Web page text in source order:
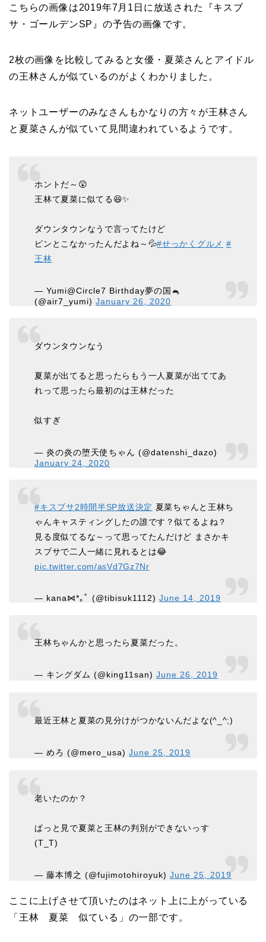
こちらの画像は2019年7月1日に放送された『キスブ
サ・ゴールデンSP』の予告の画像です。
2枚の画像を比較してみると女優・夏菜さんとアイドル
の王林さんが似ているのがよくわかりました。
ネットユーザーのみなさんもかなりの方々が王林さん
と夏菜さんが似ていて見間違われているようです。
ホントだ～😲
王林て夏菜に似てる😆✨
ダウンタウンなうで言ってたけど
ピンとこなかったんだよね～💦#せっかくグルメ #
王林
— Yumi@Circle7 Birthday夢の国🐁
(@air7_yumi)January 26, 2020
ダウンタウンなう
夏菜が出てると思ったらもう一人夏菜が出ててあ
れって思ったら最初のは王林だった
似すぎ
— 炎の炎の堕天使ちゃん (@datenshi_dazo)
January 24, 2020
#キスブサ2時間半SP放送決定 夏菜ちゃんと王林ち
ゃんキャスティングしたの誰です？似てるよね？
見る度似てるな～って思ってたんだけど まさかキ
スブサで二人一緒に見れるとは😂
pic.twitter.com/asVd7Gz7Nr
— kana⋈*｡ﾟ (@tibisuk1112)June 14, 2019
王林ちゃんかと思ったら夏菜だった。
— キングダム (@king11san)June 26, 2019
最近王林と夏菜の見分けがつかないんだよな(^_^;)
— めろ (@mero_usa)June 25, 2019
老いたのか？
ぱっと見で夏菜と王林の判別ができないっす
(T_T)
— 藤本博之 (@fujimotohiroyuk)June 25, 2019
ここに上げさせて頂いたのはネット上に上がっている
「王林 夏菜 似ている」の一部です。